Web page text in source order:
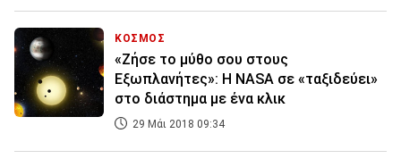
ΚΟΣΜΟΣ
«Ζήσε το μύθο σου στους
Εξωπλανήτες»: Η NASA σε «ταξιδεύει»
στο διάστημα με ένα κλικ
29 Μάι 2018 09:34